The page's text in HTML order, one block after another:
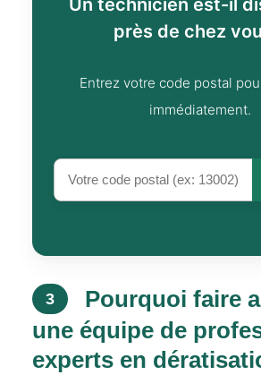
Un technicien est-il
près de chez
Entrez votre code postal
immédiatement.
3
Pourquoi faire
une équipe de
experts en